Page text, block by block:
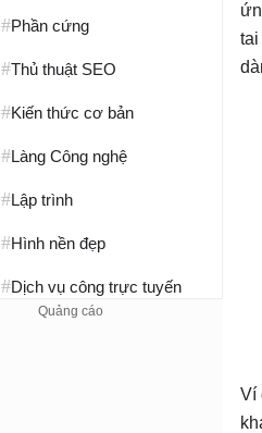
tai
Ví
#Phần cứng
#Thủ thuật SEO
#Kiến thức cơ bản
#Làng Công nghệ
#Lập trình
#Hình nền đẹp
#Dịch vụ công trực tuyến